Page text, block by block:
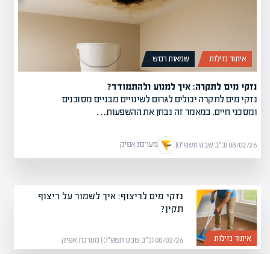
איתור נזילות שמאות רכוש
נזקי מים לתקרה: איך למנוע ולהתמודד?
נזקי מים לתקרה יכולים לגרום לשינויים מבניים מסוכנים
ומסכני חיים. במאמר זה נבחן את ההשפעות…
08/02/26 (כ״ב שבט תשפ״ו) | מערכת אפיק
איתור נזילות
נזקי מים לריצוף: איך לשמור על ריצוף
תקין?
08/02/26 (כ״ב שבט תשפ״ו) | מערכת אפיק